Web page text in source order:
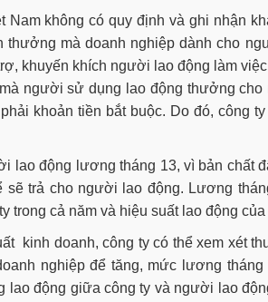
Nam không có quy định và ghi nhận
mà doanh nghiệp dành cho
khuyến khích người lao động làm
người sử dụng lao động thưởng
khoản tiền bắt buộc. Do đó, công
lao động lương tháng 13, vì bản chất
trả cho người lao động. Lương
trong cả năm và hiệu suất lao động
kinh doanh, công ty có thể xem xét
nghiệp để tăng, mức lương
lao động giữa công ty và người lao